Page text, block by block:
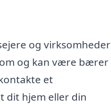
og virksomheder
og kan være bærer
et
dit hjem eller din